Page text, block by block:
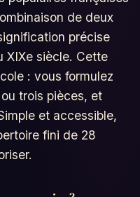
de deux
précise
XIXe siècle. Cette
: vous formulez
trois pièces, et
et accessible,
fini de 28